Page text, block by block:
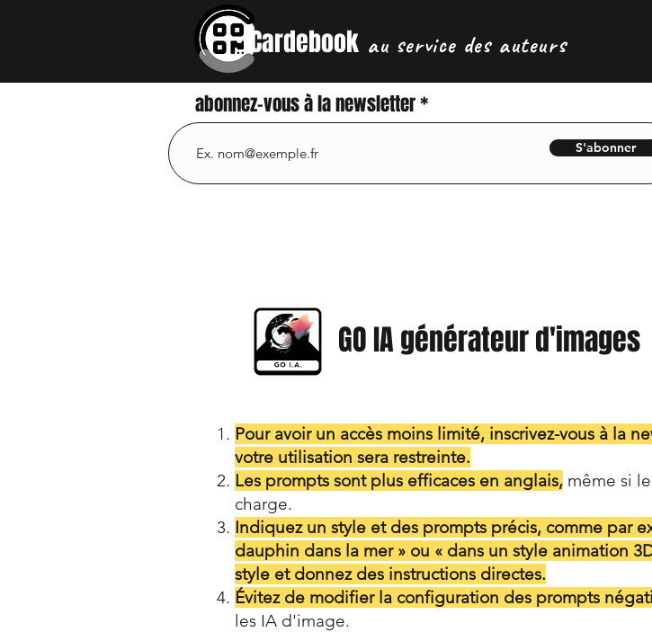
Cardebook au service des auteurs
abonnez-vous à la newsletter
S'abonner
GO IA générateur d'images
Pour avoir un accès moins limité, inscrivez-vous à la
votre utilisation sera restreinte.
Les prompts sont plus efficaces en anglais, même si
charge.
Indiquez un style et des prompts précis, comme par
dauphin dans la mer » ou « dans un style animation
style et donnez des instructions directes.
Évitez de modifier la configuration des prompts
les IA d'image.